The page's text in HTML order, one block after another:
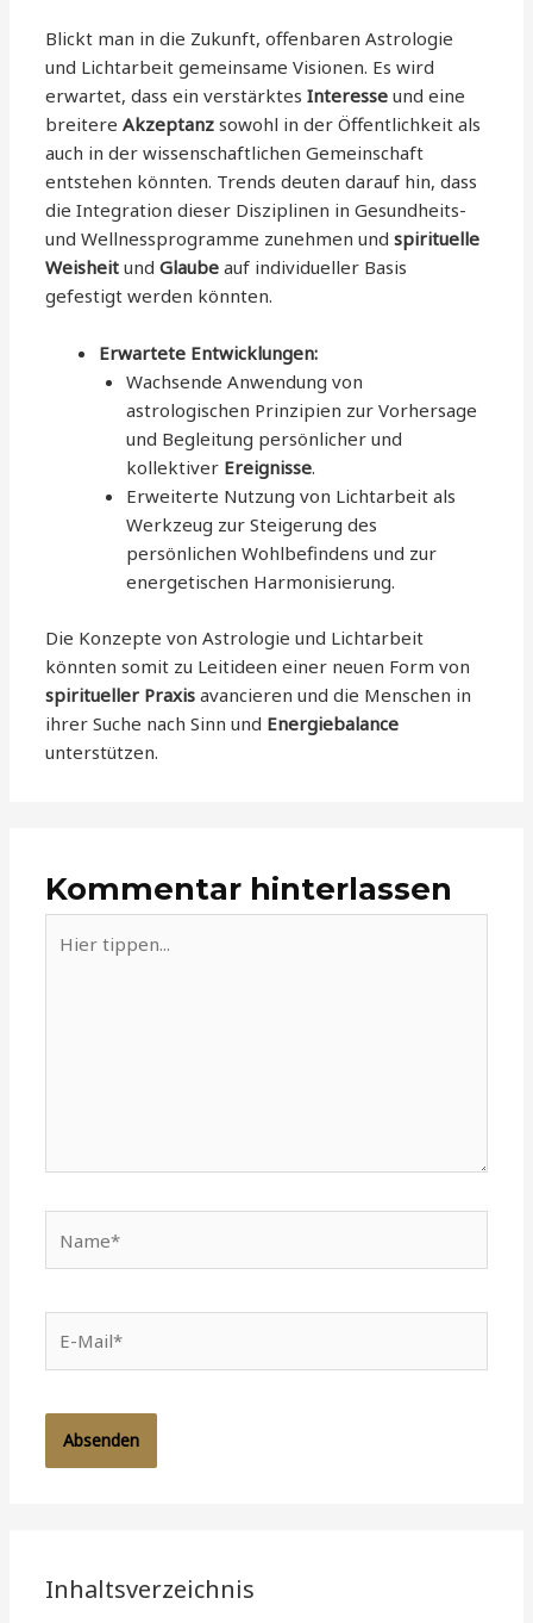
Blickt man in die Zukunft, offenbaren Astrologie
und Lichtarbeit gemeinsame Visionen. Es wird
erwartet, dass ein verstärktesInteresse und eine
breitereAkzeptanz sowohl in der Öffentlichkeit als
auch in der wissenschaftlichen Gemeinschaft
entstehen könnten. Trends deuten darauf hin, dass
die Integration dieser Disziplinen in Gesundheits-
und Wellnessprogramme zunehmen undspirituelle
Weisheit undGlaube auf individueller Basis
gefestigt werden könnten.
Erwartete Entwicklungen:
Wachsende Anwendung von
astrologischen Prinzipien zur Vorhersage
und Begleitung persönlicher und
kollektiver Ereignisse.
Erweiterte Nutzung von Lichtarbeit als
Werkzeug zur Steigerung des
persönlichen Wohlbefindens und zur
energetischen Harmonisierung.
Die Konzepte von Astrologie und Lichtarbeit
könnten somit zu Leitideen einer neuen Form von
spiritueller Praxis avancieren und die Menschen in
ihrer Suche nach Sinn und Energiebalance
unterstützen.
Kommentar hinterlassen
tippen...
Mail*
Inhaltsverzeichnis